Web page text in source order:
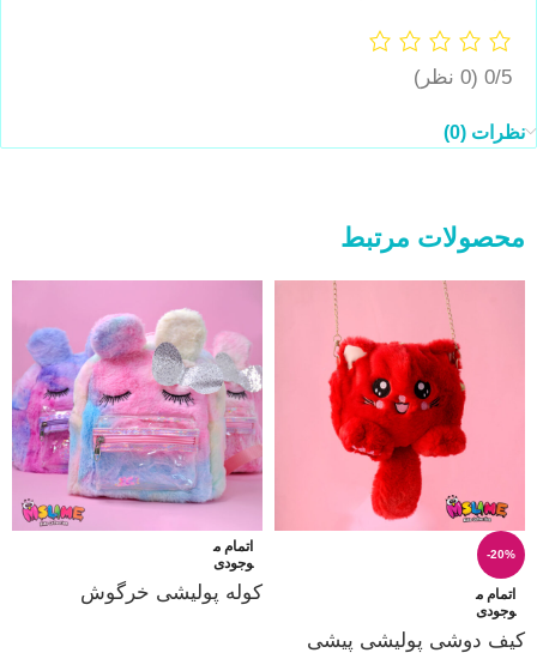
0/5 (0 نظر)
نظرات (0)
محصولات مرتبط
-20%
اتمام م
وجودی
کیف دوشی پولیشی پیشی
اتمام م
وجودی
کوله پولیشی خرگوش